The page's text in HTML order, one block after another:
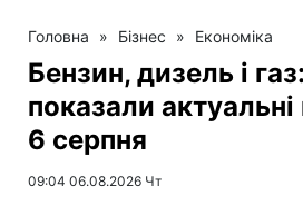
Головна » Бізнес » Економіка
Бензин, дизель і
показали
6 серпня
09:04 06.08.2026 Чт